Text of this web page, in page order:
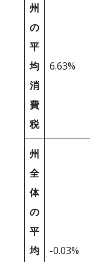
州
の
平
均
消
費
税
6.63%
州
全
体
の
平
均
-0.03%